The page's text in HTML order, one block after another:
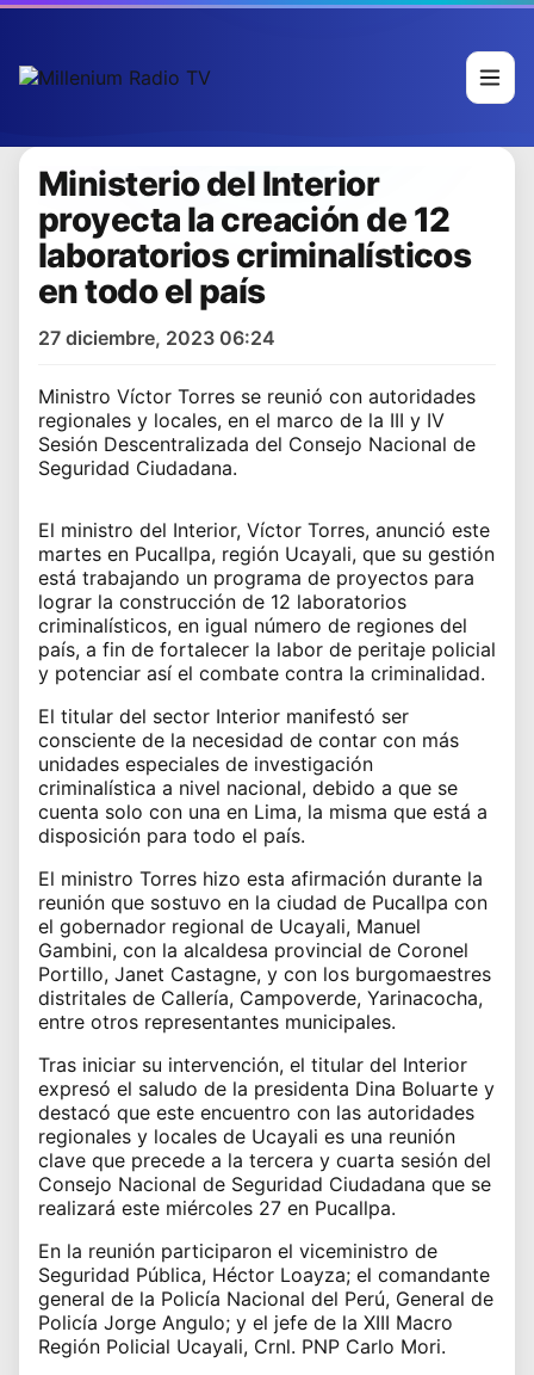
Ministerio del Interior
proyecta la creación de 12
laboratorios criminalísticos
en todo el país
27 diciembre, 2023 06:24
Ministro Víctor Torres se reunió con autoridades
regionales y locales, en el marco de la III y IV
Sesión Descentralizada del Consejo Nacional de
Seguridad Ciudadana.
El ministro del Interior, Víctor Torres, anunció este
martes en Pucallpa, región Ucayali, que su gestión
está trabajando un programa de proyectos para
lograr la construcción de 12 laboratorios
criminalísticos, en igual número de regiones del
país, a fin de fortalecer la labor de peritaje policial
y potenciar así el combate contra la criminalidad.
El titular del sector Interior manifestó ser
consciente de la necesidad de contar con más
unidades especiales de investigación
criminalística a nivel nacional, debido a que se
cuenta solo con una en Lima, la misma que está a
disposición para todo el país.
El ministro Torres hizo esta afirmación durante la
reunión que sostuvo en la ciudad de Pucallpa con
el gobernador regional de Ucayali, Manuel
Gambini, con la alcaldesa provincial de Coronel
Portillo, Janet Castagne, y con los burgomaestres
distritales de Callería, Campoverde, Yarinacocha,
entre otros representantes municipales.
Tras iniciar su intervención, el titular del Interior
expresó el saludo de la presidenta Dina Boluarte y
destacó que este encuentro con las autoridades
regionales y locales de Ucayali es una reunión
clave que precede a la tercera y cuarta sesión del
Consejo Nacional de Seguridad Ciudadana que se
realizará este miércoles 27 en Pucallpa.
En la reunión participaron el viceministro de
Seguridad Pública, Héctor Loayza; el comandante
general de la Policía Nacional del Perú, General de
Policía Jorge Angulo; y el jefe de la XIII Macro
Región Policial Ucayali, Crnl. PNP Carlo Mori.